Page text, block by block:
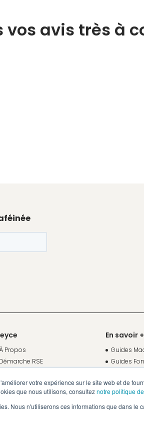
votre expérience sur le site web et de
que nous utilisons, consulteznotre politique
Nous n'utiliserons ces informations que dans le
vos avis très à
À Propos
Démarche RSE
En savoir +
Guides
Guides
Études de
Changer
Espace